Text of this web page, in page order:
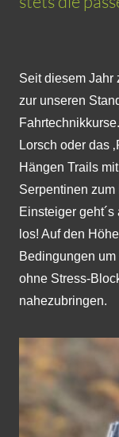
Seit diesem Jahr
zur unseren
Lorsch oder das
Hängen Trails
Serpentinen zum
Einsteiger
los! Auf den
Bedingungen
ohne Stress-
nahezubringen.